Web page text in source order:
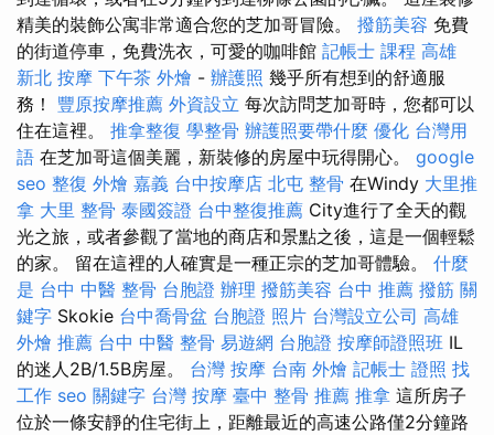
精美的裝飾公寓非常適合您的芝加哥冒險。 撥筋美容 免費
的街道停車，免費洗衣，可愛的咖啡館 記帳士 課程 高雄
新北 按摩 下午茶 外燴 - 辦護照 幾乎所有想到的舒適服
務！ 豐原按摩推薦 外資設立 每次訪問芝加哥時，您都可以
住在這裡。 推拿整復 學整骨 辦護照要帶什麼 優化 台灣用
語 在芝加哥這個美麗，新裝修的房屋中玩得開心。 google
seo 整復 外燴 嘉義 台中按摩店 北屯 整骨 在Windy 大里推
拿 大里 整骨 泰國簽證 台中整復推薦 City進行了全天的觀
光之旅，或者參觀了當地的商店和景點之後，這是一個輕鬆
的家。 留在這裡的人確實是一種正宗的芝加哥體驗。 什麼
是 台中 中醫 整骨 台胞證 辦理 撥筋美容 台中 推薦 撥筋 關
鍵字 Skokie 台中喬骨盆 台胞證 照片 台灣設立公司 高雄
外燴 推薦 台中 中醫 整骨 易遊網 台胞證 按摩師證照班 IL
的迷人2B/1.5B房屋。 台灣 按摩 台南 外燴 記帳士 證照 找
工作 seo 關鍵字 台灣 按摩 臺中 整骨 推薦 推拿 這所房子
位於一條安靜的住宅街上，距離最近的高速公路僅2分鐘路